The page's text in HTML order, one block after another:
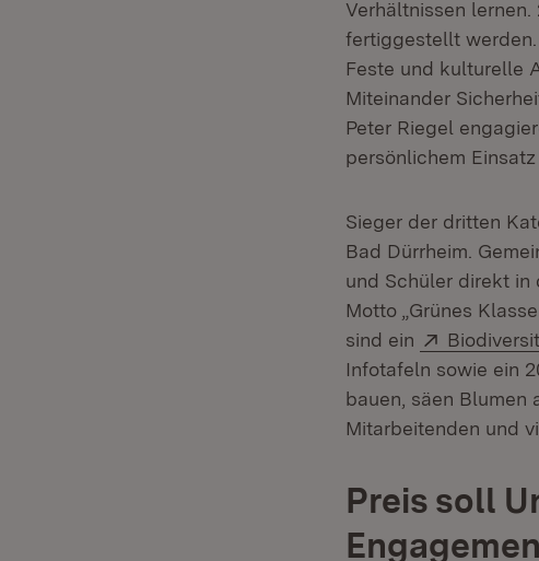
Verhältnissen
fertiggestellt
Feste und kulturelle
Miteinander
Peter Riegel
persönlichem
Sieger der dritten
Bad Dürrheim.
und Schüler direkt in
Motto „Grünes
sind ein
Extern:
Infotafeln sowie ein
bauen, säen Blumen
Mitarbeitenden und
Preis soll